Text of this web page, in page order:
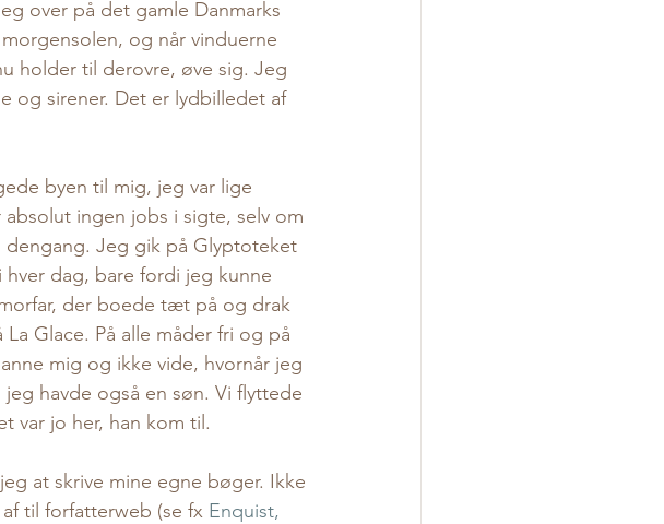
over på det gamle Danmarks
og når vinduerne
holder til derovre, øve sig. Jeg
og sirener. Det er lydbilledet af
byen til mig, jeg var lige
ingen jobs i sigte, selv om
Jeg gik på Glyptoteket
dag, bare fordi jeg kunne
der boede tæt på og drak
Glace. På alle måder fri og på
mig og ikke vide, hvornår jeg
havde også en søn. Vi flyttede
var jo her, han kom til.
at skrive mine egne bøger. Ikke
til forfatterweb (se fx Enquist,